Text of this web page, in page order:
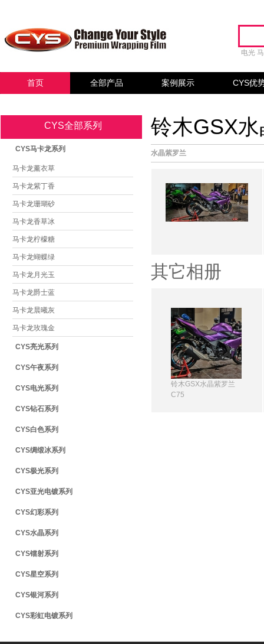
电光
首页 全部产品 案例展示 CYS优
CYS全部系列
CYS马卡龙系列
马卡龙薰衣草
马卡龙紫丁香
马卡龙珊瑚砂
马卡龙香草冰
马卡龙柠檬糖
马卡龙蝴蝶绿
马卡龙月光玉
马卡龙爵士蓝
马卡龙晨曦灰
马卡龙玫瑰金
CYS亮光系列
CYS午夜系列
CYS电光系列
CYS钻石系列
CYS白色系列
CYS绸缎冰系列
CYS极光系列
CYS亚光电镀系列
CYS幻彩系列
CYS水晶系列
CYS镭射系列
CYS星空系列
CYS银河系列
CYS彩虹电镀系列
铃木GSX
水晶紫罗兰
其它相册
铃木GSX水晶紫罗兰
C75